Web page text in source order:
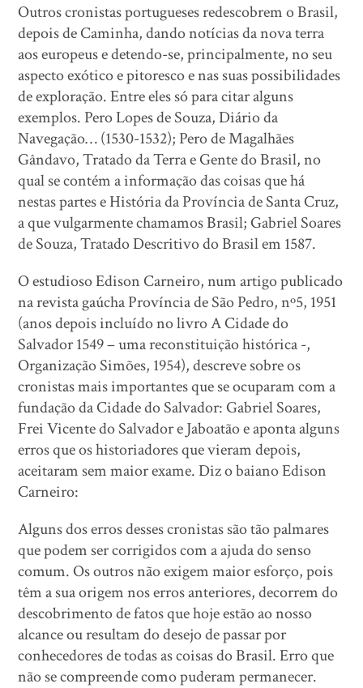
Outros cronistas portugueses redescobrem o Brasil,
depois de Caminha, dando notícias da nova terra
aos europeus e detendo-se, principalmente, no seu
aspecto exótico e pitoresco e nas suas possibilidades
de exploração. Entre eles só para citar alguns
exemplos. Pero Lopes de Souza, Diário da
Navegação… (1530-1532); Pero de Magalhães
Gândavo, Tratado da Terra e Gente do Brasil, no
qual se contém a informação das coisas que há
nestas partes e História da Província de Santa Cruz,
a que vulgarmente chamamos Brasil; Gabriel Soares
de Souza, Tratado Descritivo do Brasil em 1587.
O estudioso Edison Carneiro, num artigo publicado
na revista gaúcha Província de São Pedro, nº5, 1951
(anos depois incluído no livro A Cidade do
Salvador 1549 – uma reconstituição histórica -,
Organização Simões, 1954), descreve sobre os
cronistas mais importantes que se ocuparam com a
fundação da Cidade do Salvador: Gabriel Soares,
Frei Vicente do Salvador e Jaboatão e aponta alguns
erros que os historiadores que vieram depois,
aceitaram sem maior exame. Diz o baiano Edison
Carneiro:
Alguns dos erros desses cronistas são tão palmares
que podem ser corrigidos com a ajuda do senso
comum. Os outros não exigem maior esforço, pois
têm a sua origem nos erros anteriores, decorrem do
descobrimento de fatos que hoje estão ao nosso
alcance ou resultam do desejo de passar por
conhecedores de todas as coisas do Brasil. Erro que
não se compreende como puderam permanecer.